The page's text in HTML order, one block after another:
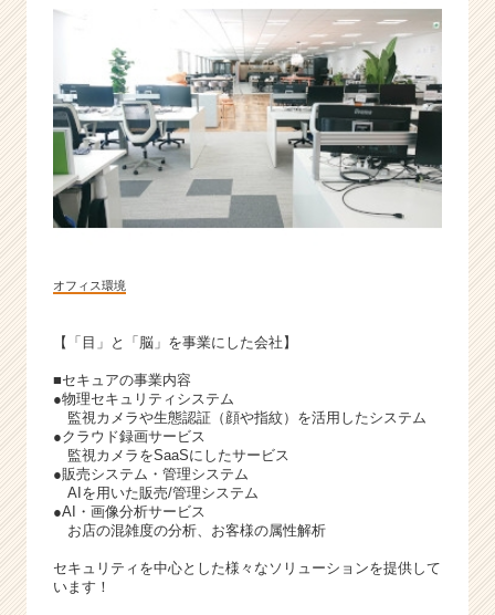
オフィス環境
【「目」と「脳」を事業にした会社】
■セキュアの事業内容
●物理セキュリティシステム
監視カメラや生態認証（顔や指紋）を活用したシステム
●クラウド録画サービス
監視カメラをSaaSにしたサービス
●販売システム・管理システム
AIを用いた販売/管理システム
●AI・画像分析サービス
お店の混雑度の分析、お客様の属性解析
セキュリティを中心とした様々なソリューションを提供して
います！